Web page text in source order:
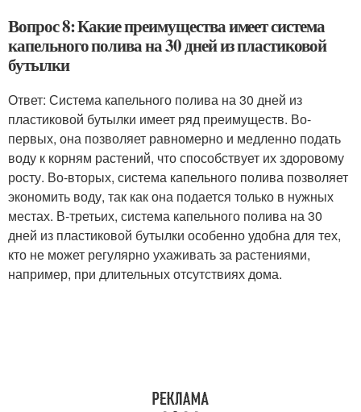
Вопрос 8: Какие преимущества имеет система
капельного полива на 30 дней из пластиковой
бутылки
Ответ: Система капельного полива на 30 дней из
пластиковой бутылки имеет ряд преимуществ. Во-
первых, она позволяет равномерно и медленно подать
воду к корням растений, что способствует их здоровому
росту. Во-вторых, система капельного полива позволяет
экономить воду, так как она подается только в нужных
местах. В-третьих, система капельного полива на 30
дней из пластиковой бутылки особенно удобна для тех,
кто не может регулярно ухаживать за растениями,
например, при длительных отсутствиях дома.